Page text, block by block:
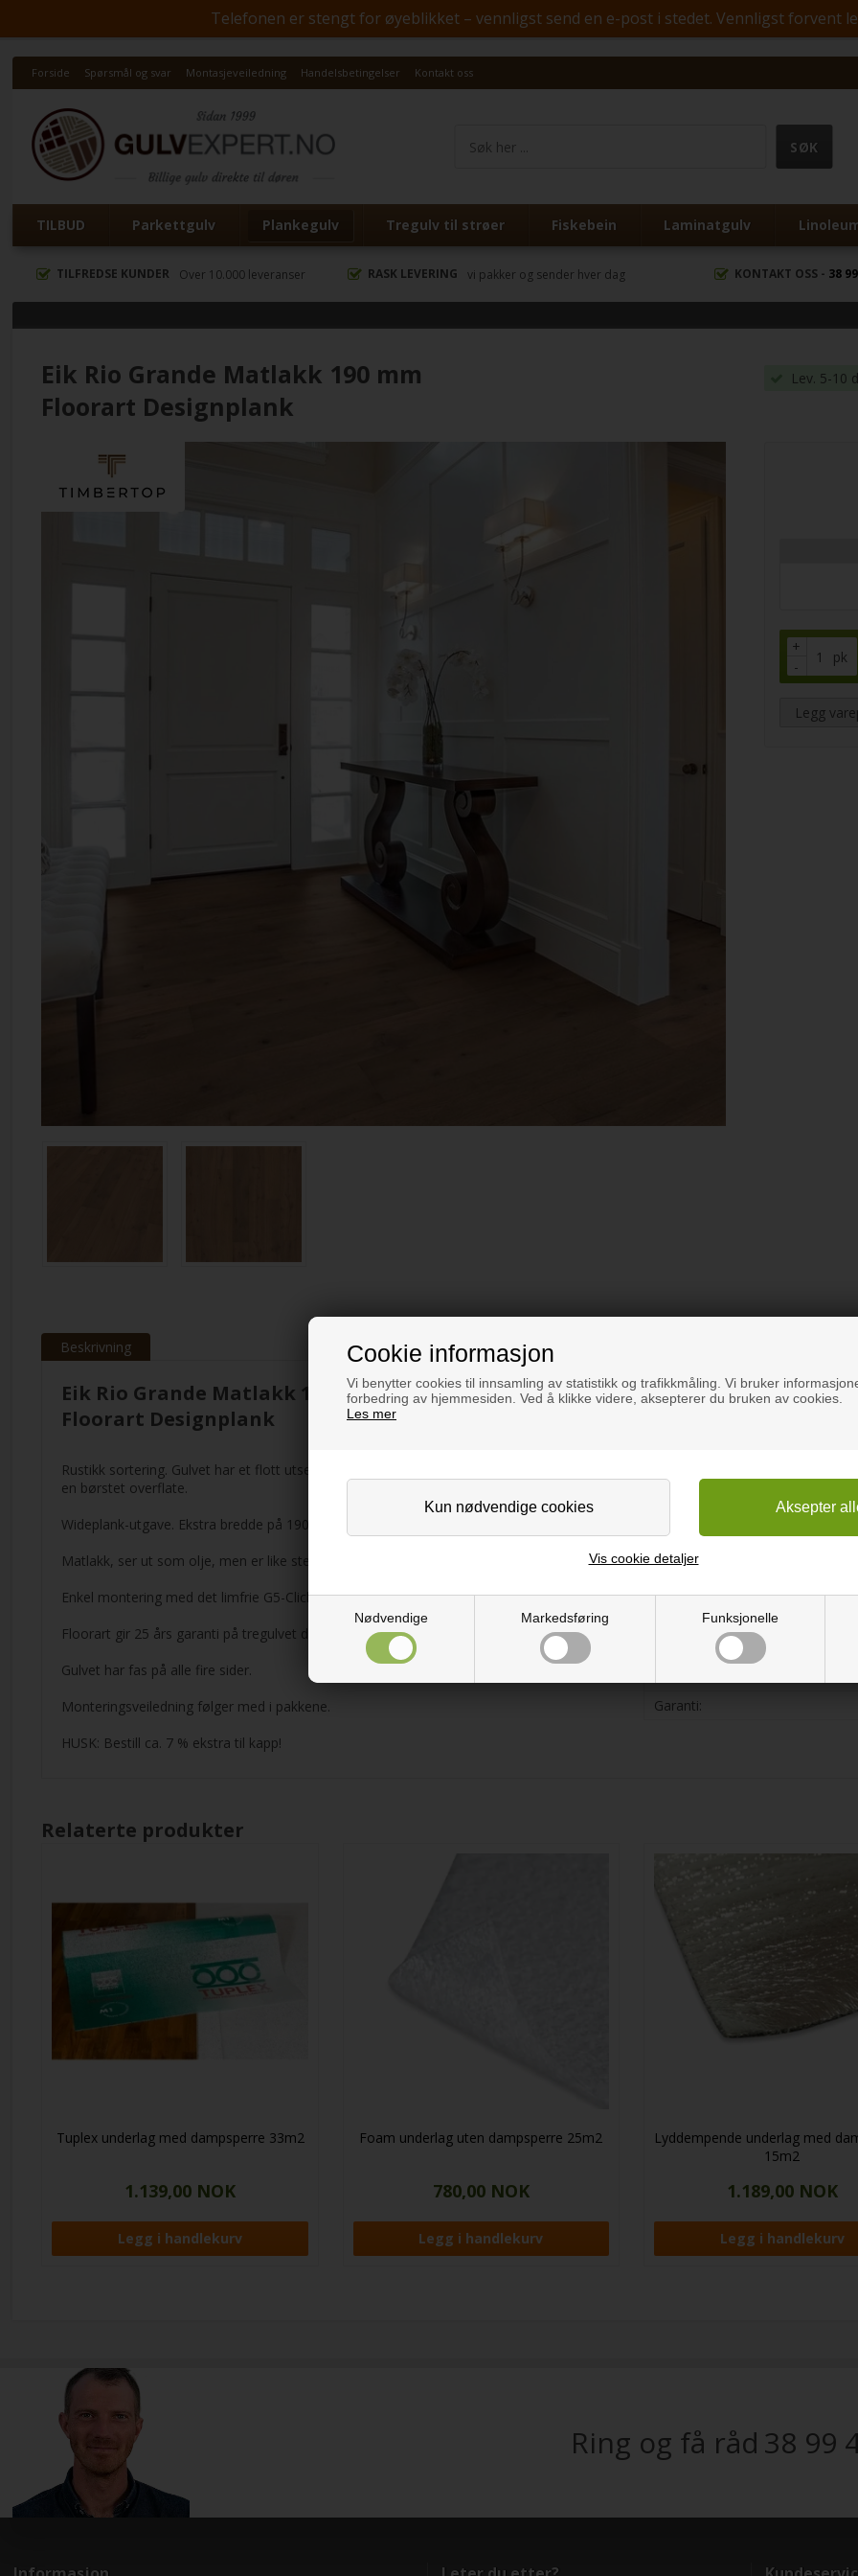
Cookie informasjon
Vi benytter cookies til innsamling av statistikk og trafikkmåling. Vi bruker
forbedring av hjemmesiden. Ved å klikke videre, aksepterer du bruken av cookies.
Les mer
Nødvendige Markedsføring Funksjonelle
Vis cookie detaljer
Telefonen er stengt for øyeblikket – vennligst send en e-post i stedet. Vennligst forvent
Forside Spørsmål og svar Montasjeveiledning Handelsbetingelser Kontakt oss
TILBUD Parkettgulv Plankegulv Tregulv til strøer Fiskebein Laminatgulv
TILFREDSE KUNDER Over 10.000 leveranser RASK LEVERING vi pakker og sender hver dag KONTAKT OSS - 38
Eik Rio Grande Matlakk 190 mm
Floorart Designplank
Lev. 5-10
+
-
pk
Legg
Beskrivning
Eik Rio Grande Matlakk 190 mm
Floorart Designplank
Gulvtype:
Behandling:
Mål:
Slitelag:
Montering:
Gulvvarme:
Garanti:
Rustikk sortering. Gulvet har et flott utseende med fargespill og kvister. Dette gulvet har
en børstet overflate.
Wideplank-utgave. Ekstra bredde på 190 mm.
Matlakk, ser ut som olje, men er like sterk og enkel å vedlikeholde som tradisjonell lakk.
Enkel montering med det limfrie G5-Click-systemet.
Floorart gir 25 års garanti på tregulvet dersom det er korrekt montert og vedlikeholdt.
Gulvet har fas på alle fire sider.
Monteringsveiledning følger med i pakkene.
HUSK: Bestill ca. 7 % ekstra til kapp!
Relaterte produkter
Tuplex underlag med dampsperre 33m2
1.139,00 NOK
Foam underlag uten dampsperre 25m2
780,00 NOK
Lyddempende underlag med
15m2
1.189,00 NOK
Ring og få råd 38 99